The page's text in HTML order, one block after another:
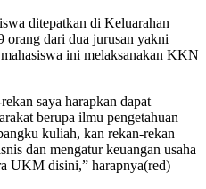
ditepatkan di Keluarahan
orang dari dua jurusan yakni
ini melaksanakan KKN
saya harapkan dapat
berupa ilmu pengetahuan
kuliah, kan rekan-rekan
dan mengatur keuangan usaha
UKM disini,” harapnya(red)